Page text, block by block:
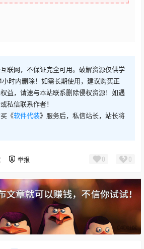
联网，不保证完全可用。破解资源仅供学
时内删除！如需长期使用，建议购买正
益，请速与本站联系删除侵权资源！如遇
私信联系作者！
《软件代装》服务后，私信站长，站长将
举报 0 0